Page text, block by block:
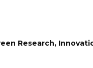
Research,